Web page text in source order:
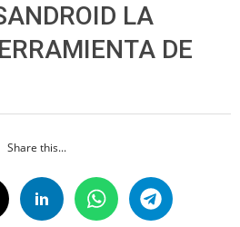
LA
DE
Share this...